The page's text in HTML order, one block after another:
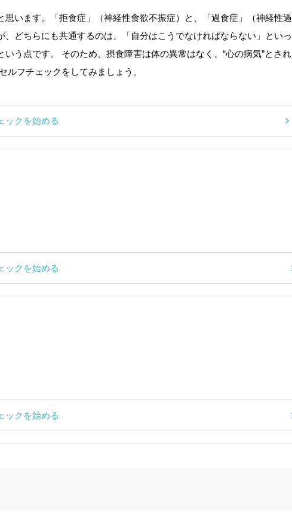
います。「拒食症」（神経性食欲不振症）と、「過食症」（神経性過
どちらにも共通するのは、「自分はこうでなければならない」といっ
う点です。 そのため、摂食障害は体の異常はなく、“心の病気”とされ
フチェックをしてみましょう。
ックを始める
ックを始める
ックを始める